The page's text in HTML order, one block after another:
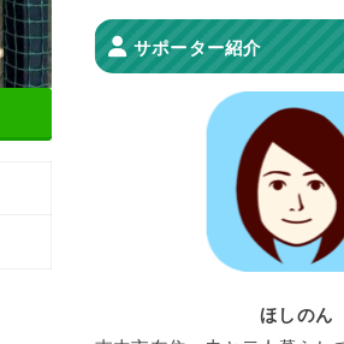
サポーター紹介
ほしのん